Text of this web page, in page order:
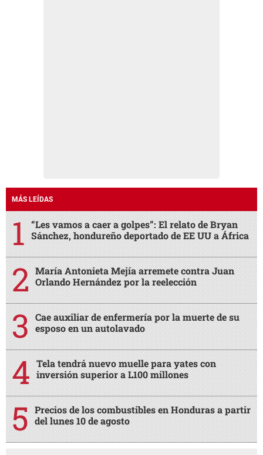
MÁS LEÍDAS
“Les vamos a caer a golpes”: El relato de Bryan
Sánchez, hondureño deportado de EE UU a África
María Antonieta Mejía arremete contra Juan
Orlando Hernández por la reelección
Cae auxiliar de enfermería por la muerte de su
esposo en un autolavado
Tela tendrá nuevo muelle para yates con
inversión superior a L100 millones
Precios de los combustibles en Honduras a partir
del lunes 10 de agosto